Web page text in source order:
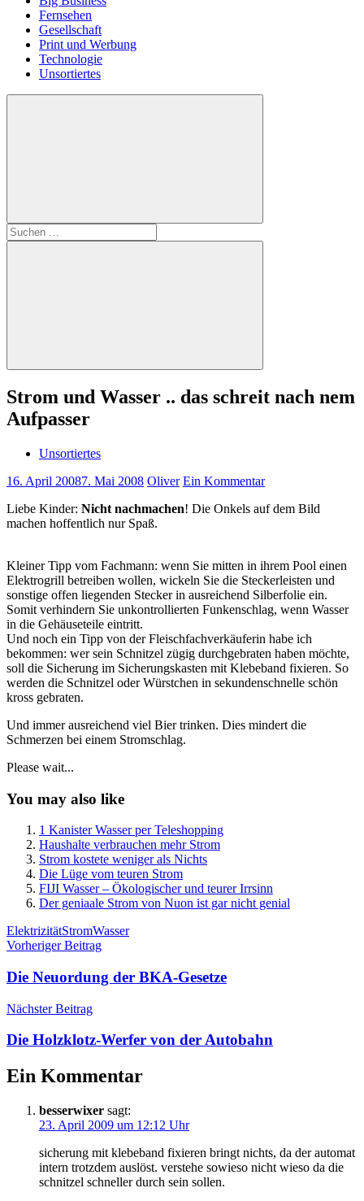
Fernsehen
Gesellschaft
Print und Werbung
Technologie
Unsortiertes
Suchen
nach:
Suchen
Strom und Wasser .. das schreit nach nem
Aufpasser
Unsortiertes
16. April 20087. Mai 2008 Oliver Ein Kommentar
Liebe Kinder: Nicht nachmachen! Die Onkels auf dem Bild
machen hoffentlich nur Spaß.
Kleiner Tipp vom Fachmann: wenn Sie mitten in ihrem Pool einen
Elektrogrill betreiben wollen, wickeln Sie die Steckerleisten und
sonstige offen liegenden Stecker in ausreichend Silberfolie ein.
Somit verhindern Sie unkontrollierten Funkenschlag, wenn Wasser
in die Gehäuseteile eintritt.
Und noch ein Tipp von der Fleischfachverkäuferin habe ich
bekommen: wer sein Schnitzel zügig durchgebraten haben möchte,
soll die Sicherung im Sicherungskasten mit Klebeband fixieren. So
werden die Schnitzel oder Würstchen in sekundenschnelle schön
kross gebraten.
Und immer ausreichend viel Bier trinken. Dies mindert die
Schmerzen bei einem Stromschlag.
Please wait...
You may also like
1 Kanister Wasser per Teleshopping
Haushalte verbrauchen mehr Strom
Strom kostete weniger als Nichts
Die Lüge vom teuren Strom
FIJI Wasser – Ökologischer und teurer Irrsinn
Der geniaale Strom von Nuon ist gar nicht genial
Schlagwörter
ElektrizitätStromWasser
Beitragsnavigation
Vorheriger Beitrag
Die Neuordung der BKA-Gesetze
Nächster Beitrag
Die Holzklotz-Werfer von der Autobahn
Ein Kommentar
besserwixer sagt:
23. April 2009 um 12:12 Uhr
sicherung mit klebeband fixieren bringt nichts, da der automat
intern trotzdem auslöst. verstehe sowieso nicht wieso da die
schnitzel schneller durch sein sollen.